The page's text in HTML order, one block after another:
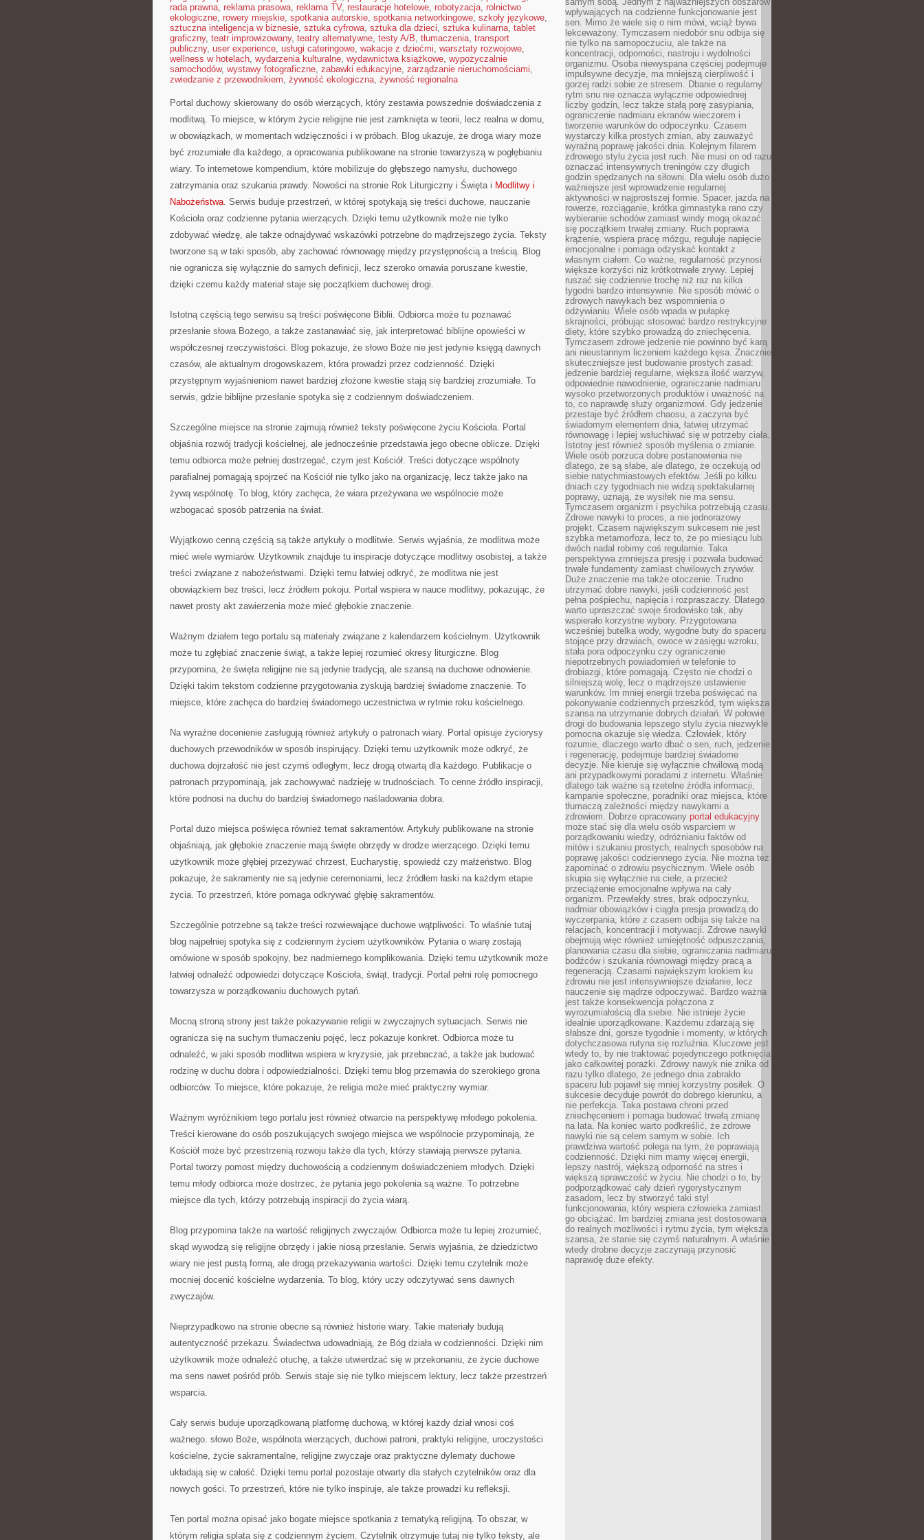
rada prawna, reklama prasowa, reklama TV, restauracje hotelowe, robotyzacja, rolnictwo
ekologiczne, rowery miejskie, spotkania autorskie, spotkania networkingowe, szkoły językowe,
sztuczna inteligencja w biznesie, sztuka cyfrowa, sztuka dla dzieci, sztuka kulinarna, tablet
graficzny, teatr improwizowany, teatry alternatywne, testy A/B, tłumaczenia, transport
publiczny, user experience, usługi cateringowe, wakacje z dziećmi, warsztaty rozwojowe,
wellness w hotelach, wydarzenia kulturalne, wydawnictwa książkowe, wypożyczalnie
samochodów, wystawy fotograficzne, zabawki edukacyjne, zarządzanie nieruchomościami,
zwiedzanie z przewodnikiem, żywność ekologiczna, żywność regionalna
Portal duchowy skierowany do osób wierzących, który zestawia powszednie doświadczenia z
modlitwą. To miejsce, w którym życie religijne nie jest zamknięta w teorii, lecz realna w domu,
w obowiązkach, w momentach wdzięczności i w próbach. Blog ukazuje, że droga wiary może
być zrozumiałe dla każdego, a opracowania publikowane na stronie towarzyszą w pogłębianiu
wiary. To internetowe kompendium, które mobilizuje do głębszego namysłu, duchowego
zatrzymania oraz szukania prawdy. Nowości na stronie Rok Liturgiczny i Święta i Modlitwy i
Nabożeństwa. Serwis buduje przestrzeń, w której spotykają się treści duchowe, nauczanie
Kościoła oraz codzienne pytania wierzących. Dzięki temu użytkownik może nie tylko
zdobywać wiedzę, ale także odnajdywać wskazówki potrzebne do mądrzejszego życia. Teksty
tworzone są w taki sposób, aby zachować równowagę między przystępnością a treścią. Blog
nie ogranicza się wyłącznie do samych definicji, lecz szeroko omawia poruszane kwestie,
dzięki czemu każdy materiał staje się początkiem duchowej drogi.
Istotną częścią tego serwisu są treści poświęcone Biblii. Odbiorca może tu poznawać
przesłanie słowa Bożego, a także zastanawiać się, jak interpretować biblijne opowieści w
współczesnej rzeczywistości. Blog pokazuje, że słowo Boże nie jest jedynie księgą dawnych
czasów, ale aktualnym drogowskazem, która prowadzi przez codzienność. Dzięki
przystępnym wyjaśnieniom nawet bardziej złożone kwestie stają się bardziej zrozumiałe. To
serwis, gdzie biblijne przesłanie spotyka się z codziennym doświadczeniem.
Szczególne miejsce na stronie zajmują również teksty poświęcone życiu Kościoła. Portal
objaśnia rozwój tradycji kościelnej, ale jednocześnie przedstawia jego obecne oblicze. Dzięki
temu odbiorca może pełniej dostrzegać, czym jest Kościół. Treści dotyczące wspólnoty
parafialnej pomagają spojrzeć na Kościół nie tylko jako na organizację, lecz także jako na
żywą wspólnotę. To blog, który zachęca, że wiara przeżywana we wspólnocie może
wzbogacać sposób patrzenia na świat.
Wyjątkowo cenną częścią są także artykuły o modlitwie. Serwis wyjaśnia, że modlitwa może
mieć wiele wymiarów. Użytkownik znajduje tu inspiracje dotyczące modlitwy osobistej, a także
treści związane z nabożeństwami. Dzięki temu łatwiej odkryć, że modlitwa nie jest
obowiązkiem bez treści, lecz źródłem pokoju. Portal wspiera w nauce modlitwy, pokazując, że
nawet prosty akt zawierzenia może mieć głębokie znaczenie.
Ważnym działem tego portalu są materiały związane z kalendarzem kościelnym. Użytkownik
może tu zgłębiać znaczenie świąt, a także lepiej rozumieć okresy liturgiczne. Blog
przypomina, że święta religijne nie są jedynie tradycją, ale szansą na duchowe odnowienie.
Dzięki takim tekstom codzienne przygotowania zyskują bardziej świadome znaczenie. To
miejsce, które zachęca do bardziej świadomego uczestnictwa w rytmie roku kościelnego.
Na wyraźne docenienie zasługują również artykuły o patronach wiary. Portal opisuje życiorysy
duchowych przewodników w sposób inspirujący. Dzięki temu użytkownik może odkryć, że
duchowa dojrzałość nie jest czymś odległym, lecz drogą otwartą dla każdego. Publikacje o
patronach przypominają, jak zachowywać nadzieję w trudnościach. To cenne źródło inspiracji,
które podnosi na duchu do bardziej świadomego naśladowania dobra.
Portal dużo miejsca poświęca również temat sakramentów. Artykuły publikowane na stronie
objaśniają, jak głębokie znaczenie mają święte obrzędy w drodze wierzącego. Dzięki temu
użytkownik może głębiej przeżywać chrzest, Eucharystię, spowiedź czy małżeństwo. Blog
pokazuje, że sakramenty nie są jedynie ceremoniami, lecz źródłem łaski na każdym etapie
życia. To przestrzeń, które pomaga odkrywać głębię sakramentów.
Szczególnie potrzebne są także treści rozwiewające duchowe wątpliwości. To właśnie tutaj
blog najpełniej spotyka się z codziennym życiem użytkowników. Pytania o wiarę zostają
omówione w sposób spokojny, bez nadmiernego komplikowania. Dzięki temu użytkownik może
łatwiej odnaleźć odpowiedzi dotyczące Kościoła, świąt, tradycji. Portal pełni rolę pomocnego
towarzysza w porządkowaniu duchowych pytań.
Mocną stroną strony jest także pokazywanie religii w zwyczajnych sytuacjach. Serwis nie
ogranicza się na suchym tłumaczeniu pojęć, lecz pokazuje konkret. Odbiorca może tu
odnaleźć, w jaki sposób modlitwa wspiera w kryzysie, jak przebaczać, a także jak budować
rodzinę w duchu dobra i odpowiedzialności. Dzięki temu blog przemawia do szerokiego grona
odbiorców. To miejsce, które pokazuje, że religia może mieć praktyczny wymiar.
Ważnym wyróżnikiem tego portalu jest również otwarcie na perspektywę młodego pokolenia.
Treści kierowane do osób poszukujących swojego miejsca we wspólnocie przypominają, że
Kościół może być przestrzenią rozwoju także dla tych, którzy stawiają pierwsze pytania.
Portal tworzy pomost między duchowością a codziennym doświadczeniem młodych. Dzięki
temu młody odbiorca może dostrzec, że pytania jego pokolenia są ważne. To potrzebne
miejsce dla tych, którzy potrzebują inspiracji do życia wiarą.
Blog przypomina także na wartość religijnych zwyczajów. Odbiorca może tu lepiej zrozumieć,
skąd wywodzą się religijne obrzędy i jakie niosą przesłanie. Serwis wyjaśnia, że dziedzictwo
wiary nie jest pustą formą, ale drogą przekazywania wartości. Dzięki temu czytelnik może
mocniej docenić kościelne wydarzenia. To blog, który uczy odczytywać sens dawnych
zwyczajów.
Nieprzypadkowo na stronie obecne są również historie wiary. Takie materiały budują
autentyczność przekazu. Świadectwa udowadniają, że Bóg działa w codzienności. Dzięki nim
użytkownik może odnaleźć otuchę, a także utwierdzać się w przekonaniu, że życie duchowe
ma sens nawet pośród prób. Serwis staje się nie tylko miejscem lektury, lecz także przestrzeń
wsparcia.
Cały serwis buduje uporządkowaną platformę duchową, w której każdy dział wnosi coś
ważnego. słowo Boże, wspólnota wierzących, duchowi patroni, praktyki religijne, uroczystości
kościelne, życie sakramentalne, religijne zwyczaje oraz praktyczne dylematy duchowe
układają się w całość. Dzięki temu portal pozostaje otwarty dla stałych czytelników oraz dla
nowych gości. To przestrzeń, które nie tylko inspiruje, ale także prowadzi ku refleksji.
Ten portal można opisać jako bogate miejsce spotkania z tematyką religijną. To obszar, w
którym religia splata się z codziennym życiem. Czytelnik otrzymuje tutaj nie tylko teksty, ale
wpływających na codzienne funkcjonowanie jest
sen. Mimo że wiele się o nim mówi, wciąż bywa
lekceważony. Tymczasem niedobór snu odbija się
nie tylko na samopoczuciu, ale także na
koncentracji, odporności, nastroju i wydolności
organizmu. Osoba niewyspana częściej podejmuje
impulsywne decyzje, ma mniejszą cierpliwość i
gorzej radzi sobie ze stresem. Dbanie o regularny
rytm snu nie oznacza wyłącznie odpowiedniej
liczby godzin, lecz także stałą porę zasypiania,
ograniczenie nadmiaru ekranów wieczorem i
tworzenie warunków do odpoczynku. Czasem
wystarczy kilka prostych zmian, aby zauważyć
wyraźną poprawę jakości dnia. Kolejnym filarem
zdrowego stylu życia jest ruch. Nie musi on od razu
oznaczać intensywnych treningów czy długich
godzin spędzanych na siłowni. Dla wielu osób dużo
ważniejsze jest wprowadzenie regularnej
aktywności w najprostszej formie. Spacer, jazda na
rowerze, rozciąganie, krótka gimnastyka rano czy
wybieranie schodów zamiast windy mogą okazać
się początkiem trwałej zmiany. Ruch poprawia
krążenie, wspiera pracę mózgu, reguluje napięcie
emocjonalne i pomaga odzyskać kontakt z
własnym ciałem. Co ważne, regularność przynosi
większe korzyści niż krótkotrwałe zrywy. Lepiej
ruszać się codziennie trochę niż raz na kilka
tygodni bardzo intensywnie. Nie sposób mówić o
zdrowych nawykach bez wspomnienia o
odżywianiu. Wiele osób wpada w pułapkę
skrajności, próbując stosować bardzo restrykcyjne
diety, które szybko prowadzą do zniechęcenia.
Tymczasem zdrowe jedzenie nie powinno być karą
ani nieustannym liczeniem każdego kęsa. Znacznie
skuteczniejsze jest budowanie prostych zasad:
jedzenie bardziej regularne, większa ilość warzyw,
odpowiednie nawodnienie, ograniczanie nadmiaru
wysoko przetworzonych produktów i uważność na
to, co naprawdę służy organizmowi. Gdy jedzenie
przestaje być źródłem chaosu, a zaczyna być
świadomym elementem dnia, łatwiej utrzymać
równowagę i lepiej wsłuchiwać się w potrzeby ciała.
Istotny jest również sposób myślenia o zmianie.
Wiele osób porzuca dobre postanowienia nie
dlatego, że są słabe, ale dlatego, że oczekują od
siebie natychmiastowych efektów. Jeśli po kilku
dniach czy tygodniach nie widzą spektakularnej
poprawy, uznają, że wysiłek nie ma sensu.
Tymczasem organizm i psychika potrzebują czasu.
Zdrowe nawyki to proces, a nie jednorazowy
projekt. Czasem największym sukcesem nie jest
szybka metamorfoza, lecz to, że po miesiącu lub
dwóch nadal robimy coś regularnie. Taka
perspektywa zmniejsza presję i pozwala budować
trwałe fundamenty zamiast chwilowych zrywów.
Duże znaczenie ma także otoczenie. Trudno
utrzymać dobre nawyki, jeśli codzienność jest
pełna pośpiechu, napięcia i rozpraszaczy. Dlatego
warto upraszczać swoje środowisko tak, aby
wspierało korzystne wybory. Przygotowana
wcześniej butelka wody, wygodne buty do spaceru
stojące przy drzwiach, owoce w zasięgu wzroku,
stała pora odpoczynku czy ograniczenie
niepotrzebnych powiadomień w telefonie to
drobiazgi, które pomagają. Często nie chodzi o
silniejszą wolę, lecz o mądrzejsze ustawienie
warunków. Im mniej energii trzeba poświęcać na
pokonywanie codziennych przeszkód, tym większa
szansa na utrzymanie dobrych działań. W połowie
drogi do budowania lepszego stylu życia niezwykle
pomocna okazuje się wiedza. Człowiek, który
rozumie, dlaczego warto dbać o sen, ruch, jedzenie
i regenerację, podejmuje bardziej świadome
decyzje. Nie kieruje się wyłącznie chwilową modą
ani przypadkowymi poradami z internetu. Właśnie
dlatego tak ważne są rzetelne źródła informacji,
kampanie społeczne, poradniki oraz miejsca, które
tłumaczą zależności między nawykami a
zdrowiem. Dobrze opracowany portal edukacyjny
może stać się dla wielu osób wsparciem w
porządkowaniu wiedzy, odróżnianiu faktów od
mitów i szukaniu prostych, realnych sposobów na
poprawę jakości codziennego życia. Nie można też
zapominać o zdrowiu psychicznym. Wiele osób
skupia się wyłącznie na ciele, a przecież
przeciążenie emocjonalne wpływa na cały
organizm. Przewlekły stres, brak odpoczynku,
nadmiar obowiązków i ciągła presja prowadzą do
wyczerpania, które z czasem odbija się także na
relacjach, koncentracji i motywacji. Zdrowe nawyki
obejmują więc również umiejętność odpuszczania,
planowania czasu dla siebie, ograniczania nadmiaru
bodźców i szukania równowagi między pracą a
regeneracją. Czasami największym krokiem ku
zdrowiu nie jest intensywniejsze działanie, lecz
nauczenie się mądrze odpoczywać. Bardzo ważna
jest także konsekwencja połączona z
wyrozumiałością dla siebie. Nie istnieje życie
idealnie uporządkowane. Każdemu zdarzają się
słabsze dni, gorsze tygodnie i momenty, w których
dotychczasowa rutyna się rozluźnia. Kluczowe jest
wtedy to, by nie traktować pojedynczego potknięcia
jako całkowitej porażki. Zdrowy nawyk nie znika od
razu tylko dlatego, że jednego dnia zabrakło
spaceru lub pojawił się mniej korzystny posiłek. O
sukcesie decyduje powrót do dobrego kierunku, a
nie perfekcja. Taka postawa chroni przed
zniechęceniem i pomaga budować trwałą zmianę
na lata. Na koniec warto podkreślić, że zdrowe
nawyki nie są celem samym w sobie. Ich
prawdziwa wartość polega na tym, że poprawiają
codzienność. Dzięki nim mamy więcej energii,
lepszy nastrój, większą odporność na stres i
większą sprawczość w życiu. Nie chodzi o to, by
podporządkować cały dzień rygorystycznym
zasadom, lecz by stworzyć taki styl
funkcjonowania, który wspiera człowieka zamiast
go obciążać. Im bardziej zmiana jest dostosowana
do realnych możliwości i rytmu życia, tym większa
szansa, że stanie się czymś naturalnym. A właśnie
wtedy drobne decyzje zaczynają przynosić
naprawdę duże efekty.